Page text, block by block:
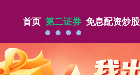
首页 第二证券 免息配资炒股